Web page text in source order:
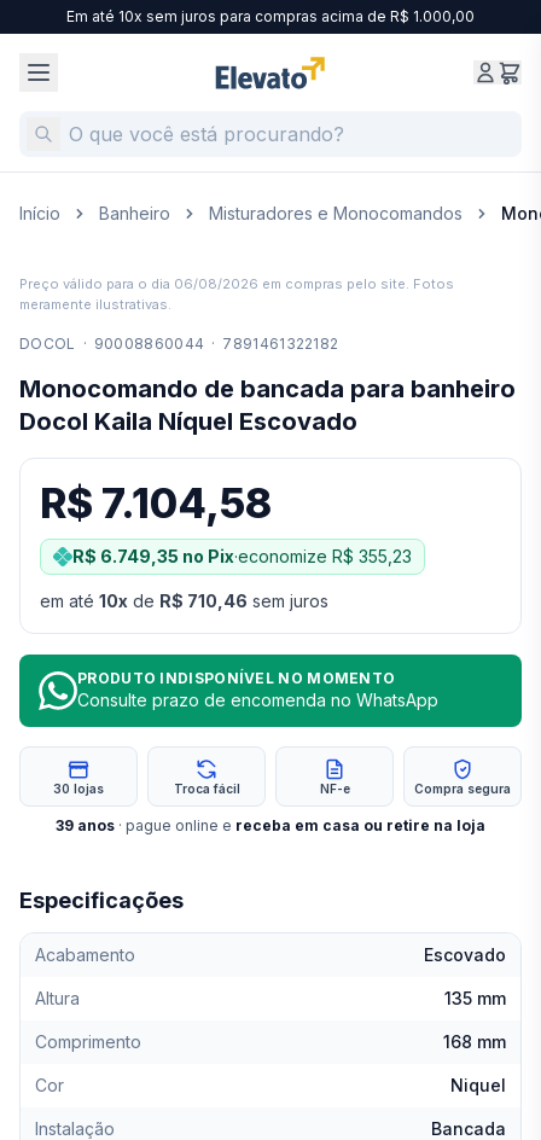
Em até 10x sem juros para compras acima de R$ 1.000,00
Início Banheiro Misturadores e Monocomandos
Preço válido para o dia 06/08/2026 em compras pelo site. Fotos
meramente ilustrativas.
Especificações
Acabamento Escovado
Altura 135 mm
Comprimento 168 mm
Cor Niquel
Instalação Bancada
DOCOL · 90008860044 · 7891461322182
Monocomando de bancada para banheiro
Docol Kaila Níquel Escovado
R$ 7.104,58
R$ 6.749,35 no Pix·economize R$ 355,23
em até 10x de R$ 710,46 sem juros
PRODUTO INDISPONÍVEL NO MOMENTO
Consulte prazo de encomenda no WhatsApp
30 lojas Troca fácil NF-e Compra segura
39 anos · pague online e receba em casa ou retire na loja